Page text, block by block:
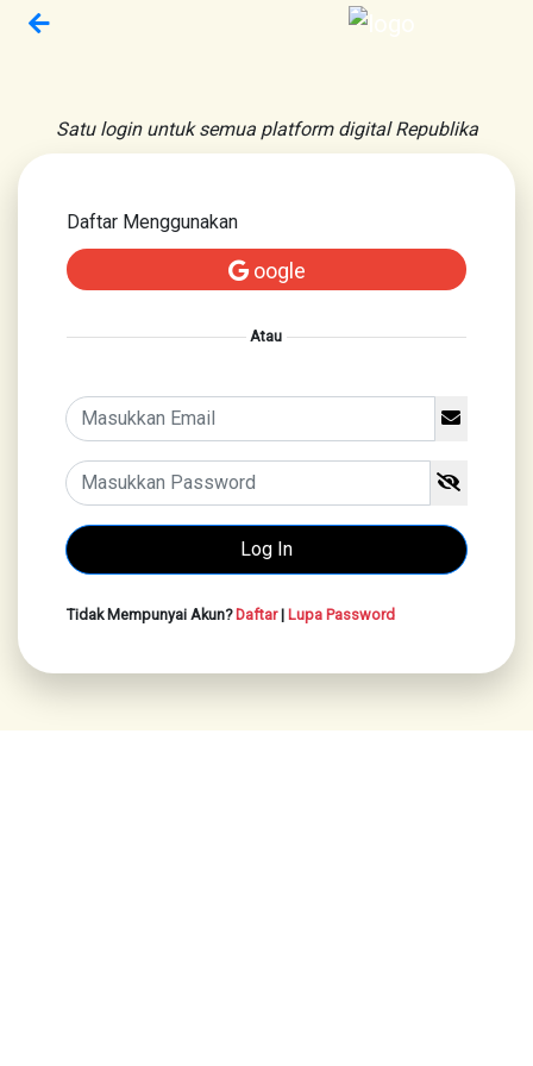
Satu login untuk semua platform digital Republika
Daftar Menggunakan
oogle
Atau
Tidak Mempunyai Akun?Daftar| Lupa Password